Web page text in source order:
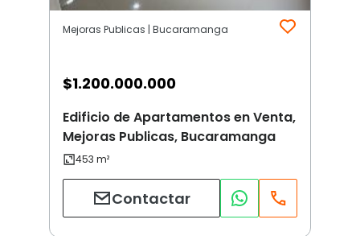
Mejoras Publicas | Bucaramanga
$1.200.000.000
Edificio de Apartamentos en Venta,
Mejoras Publicas, Bucaramanga
Contactar